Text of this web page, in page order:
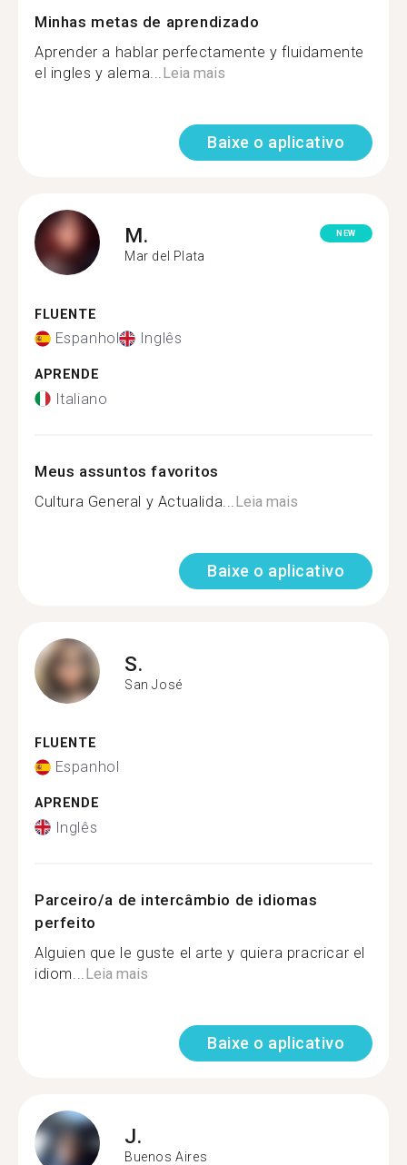
Minhas metas de aprendizado
Aprender a hablar perfectamente y fluidamente
el ingles y alema... Leia mais
Baixe o aplicativo
M.
Mar del Plata
NEW
FLUENTE
Espanhol Inglês
APRENDE
Italiano
Meus assuntos favoritos
Cultura General y Actualida... Leia mais
Baixe o aplicativo
S.
San José
FLUENTE
Espanhol
APRENDE
Inglês
Parceiro/a de intercâmbio de idiomas
perfeito
Alguien que le guste el arte y quiera pracricar el
idiom... Leia mais
Baixe o aplicativo
J.
Buenos Aires